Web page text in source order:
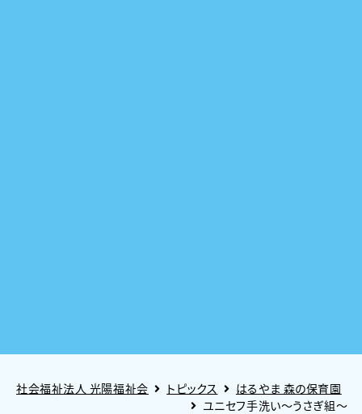
社会福祉法人 光陽福祉会 トピックス
はるやま 森の保育園
ユニセフ手洗い～うさぎ組～